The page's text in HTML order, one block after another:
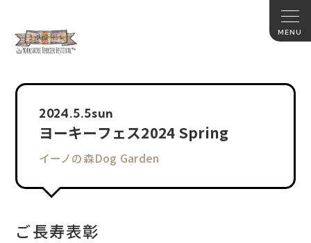
2024.5.5sun
ヨーキーフェス2024 Spring
イーノの森Dog Garden
ご長寿表彰